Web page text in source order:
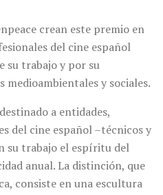
crean este premio en
del cine español
su trabajo y por su
y sociales.
a entidades,
del cine español –técnicos y
su trabajo el espíritu del
anual. La distinción, que
consiste en una escultura